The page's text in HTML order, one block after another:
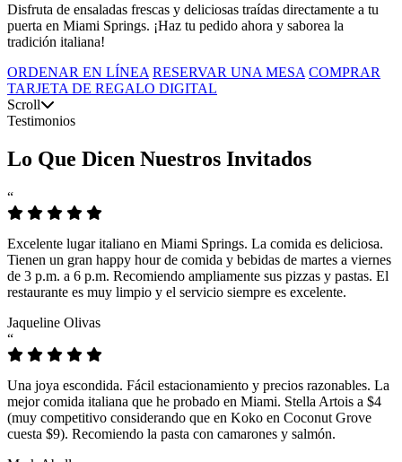
Disfruta de ensaladas frescas y deliciosas traídas directamente a tu
puerta en Miami Springs. ¡Haz tu pedido ahora y saborea la
tradición italiana!
ORDENAR EN LÍNEA RESERVAR UNA MESA COMPRAR
TARJETA DE REGALO DIGITAL
Scroll
Testimonios
Lo Que Dicen Nuestros Invitados
“
Excelente lugar italiano en Miami Springs. La comida es deliciosa.
Tienen un gran happy hour de comida y bebidas de martes a viernes
de 3 p.m. a 6 p.m. Recomiendo ampliamente sus pizzas y pastas. El
restaurante es muy limpio y el servicio siempre es excelente.
Jaqueline Olivas
“
Una joya escondida. Fácil estacionamiento y precios razonables. La
mejor comida italiana que he probado en Miami. Stella Artois a $4
(muy competitivo considerando que en Koko en Coconut Grove
cuesta $9). Recomiendo la pasta con camarones y salmón.